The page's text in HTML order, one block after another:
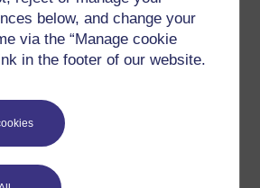
below, and change your
via the “Manage cookie
in the footer of our website.
alguna pregunta?
en contacto con nosotros aquí.
un problema